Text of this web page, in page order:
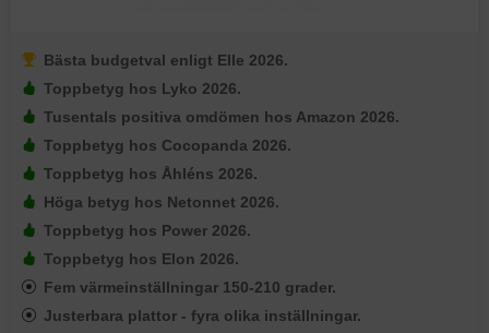
Bästa budgetval enligt Elle 2026.
Toppbetyg hos Lyko 2026.
Tusentals positiva omdömen hos Amazon 2026.
Toppbetyg hos Cocopanda 2026.
Toppbetyg hos Åhléns 2026.
Höga betyg hos Netonnet 2026.
Toppbetyg hos Power 2026.
Toppbetyg hos Elon 2026.
Fem värmeinställningar 150-210 grader.
Justerbara plattor - fyra olika inställningar.